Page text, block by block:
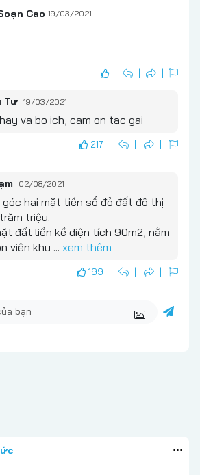
Cao 19/03/2021
Tư 19/03/2021
va bo ich, cam on tac gai
217
02/08/2021
góc hai mặt tiền sổ đỏ đất đô thị
triệu.
đất liền kề diện tích 90m2, nằm
viên khu ... xem thêm
199